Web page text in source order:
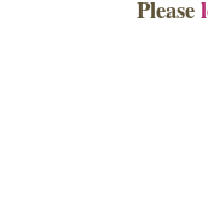
Please